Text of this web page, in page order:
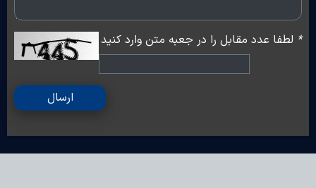
* لطفا عدد مقابل را در جعبه متن وارد کنید
ارسال